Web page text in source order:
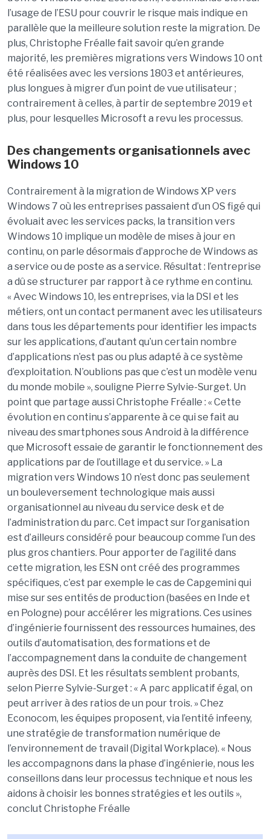
l’usage de l’ESU pour couvrir le risque mais indique en
parallèle que la meilleure solution reste la migration. De
plus, Christophe Fréalle fait savoir qu’en grande
majorité, les premières migrations vers Windows 10 ont
été réalisées avec les versions 1803 et antérieures,
plus longues à migrer d’un point de vue utilisateur ;
contrairement à celles, à partir de septembre 2019 et
plus, pour lesquelles Microsoft a revu les processus.
Des changements organisationnels avec
Windows 10
Contrairement à la migration de Windows XP vers
Windows 7 où les entreprises passaient d’un OS figé qui
évoluait avec les services packs, la transition vers
Windows 10 implique un modèle de mises à jour en
continu, on parle désormais d’approche de Windows as
a service ou de poste as a service. Résultat : l’entreprise
a dû se structurer par rapport à ce rythme en continu.
« Avec Windows 10, les entreprises, via la DSI et les
métiers, ont un contact permanent avec les utilisateurs
dans tous les départements pour identifier les impacts
sur les applications, d’autant qu’un certain nombre
d’applications n’est pas ou plus adapté à ce système
d’exploitation. N’oublions pas que c’est un modèle venu
du monde mobile », souligne Pierre Sylvie-Surget. Un
point que partage aussi Christophe Fréalle : « Cette
évolution en continu s’apparente à ce qui se fait au
niveau des smartphones sous Android à la différence
que Microsoft essaie de garantir le fonctionnement des
applications par de l’outillage et du service. » La
migration vers Windows 10 n’est donc pas seulement
un bouleversement technologique mais aussi
organisationnel au niveau du service desk et de
l’administration du parc. Cet impact sur l’organisation
est d’ailleurs considéré pour beaucoup comme l’un des
plus gros chantiers. Pour apporter de l’agilité dans
cette migration, les ESN ont créé des programmes
spécifiques, c’est par exemple le cas de Capgemini qui
mise sur ses entités de production (basées en Inde et
en Pologne) pour accélérer les migrations. Ces usines
d’ingénierie fournissent des ressources humaines, des
outils d’automatisation, des formations et de
l’accompagnement dans la conduite de changement
auprès des DSI. Et les résultats semblent probants,
selon Pierre Sylvie-Surget : « A parc applicatif égal, on
peut arriver à des ratios de un pour trois. » Chez
Econocom, les équipes proposent, via l’entité infeeny,
une stratégie de transformation numérique de
l’environnement de travail (Digital Workplace). « Nous
les accompagnons dans la phase d’ingénierie, nous les
conseillons dans leur processus technique et nous les
aidons à choisir les bonnes stratégies et les outils »,
conclut Christophe Fréalle